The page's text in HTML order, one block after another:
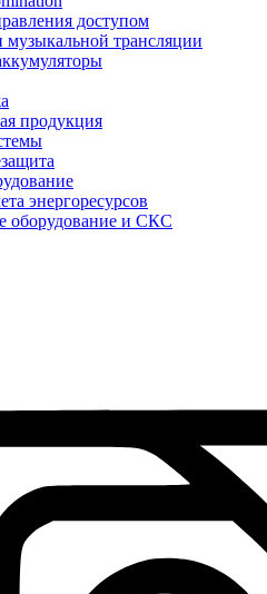
доступом
трансляции
продукция
энергоресурсов
оборудование и СКС